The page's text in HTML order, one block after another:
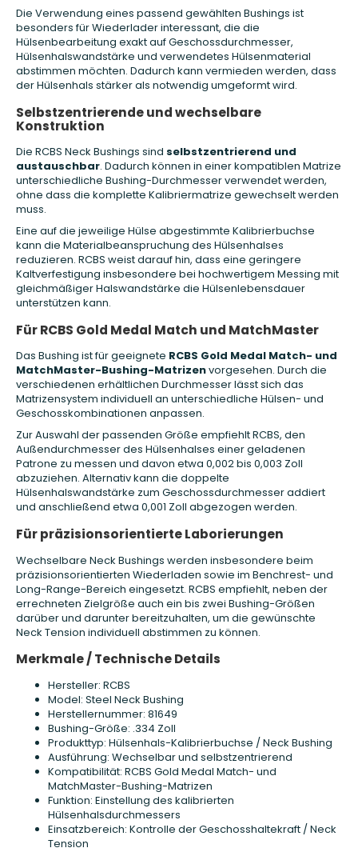
Die Verwendung eines passend gewählten Bushings ist
besonders für Wiederlader interessant, die die
Hülsenbearbeitung exakt auf Geschossdurchmesser,
Hülsenhalswandstärke und verwendetes Hülsenmaterial
abstimmen möchten. Dadurch kann vermieden werden, dass
der Hülsenhals stärker als notwendig umgeformt wird.
Selbstzentrierende und wechselbare
Konstruktion
Die RCBS Neck Bushings sind selbstzentrierend und
austauschbar. Dadurch können in einer kompatiblen Matrize
unterschiedliche Bushing-Durchmesser verwendet werden,
ohne dass die komplette Kalibriermatrize gewechselt werden
muss.
Eine auf die jeweilige Hülse abgestimmte Kalibrierbuchse
kann die Materialbeanspruchung des Hülsenhalses
reduzieren. RCBS weist darauf hin, dass eine geringere
Kaltverfestigung insbesondere bei hochwertigem Messing mit
gleichmäßiger Halswandstärke die Hülsenlebensdauer
unterstützen kann.
Für RCBS Gold Medal Match und MatchMaster
Das Bushing ist für geeignete RCBS Gold Medal Match- und
MatchMaster-Bushing-Matrizenvorgesehen. Durch die
verschiedenen erhältlichen Durchmesser lässt sich das
Matrizensystem individuell an unterschiedliche Hülsen- und
Geschosskombinationen anpassen.
Zur Auswahl der passenden Größe empfiehlt RCBS, den
Außendurchmesser des Hülsenhalses einer geladenen
Patrone zu messen und davon etwa 0,002 bis 0,003 Zoll
abzuziehen. Alternativ kann die doppelte
Hülsenhalswandstärke zum Geschossdurchmesser addiert
und anschließend etwa 0,001 Zoll abgezogen werden.
Für präzisionsorientierte Laborierungen
Wechselbare Neck Bushings werden insbesondere beim
präzisionsorientierten Wiederladen sowie im Benchrest- und
Long-Range-Bereich eingesetzt. RCBS empfiehlt, neben der
errechneten Zielgröße auch ein bis zwei Bushing-Größen
darüber und darunter bereitzuhalten, um die gewünschte
Neck Tension individuell abstimmen zu können.
Merkmale / Technische Details
Hersteller: RCBS
Model: Steel Neck Bushing
Herstellernummer: 81649
Bushing-Größe: .334 Zoll
Produkttyp: Hülsenhals-Kalibrierbuchse / Neck Bushing
Ausführung: Wechselbar und selbstzentrierend
Kompatibilität: RCBS Gold Medal Match- und
MatchMaster-Bushing-Matrizen
Funktion: Einstellung des kalibrierten
Hülsenhalsdurchmessers
Einsatzbereich: Kontrolle der Geschosshaltekraft / Neck
Tension